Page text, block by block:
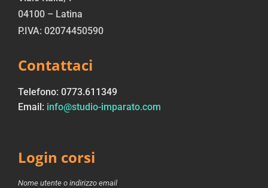
04100 – Latina
P.IVA: 02074450590
Contattaci
Telefono: 0773.611349
Email: info@studio-imparato.com
Login corsi
Nome utente o indirizzo email